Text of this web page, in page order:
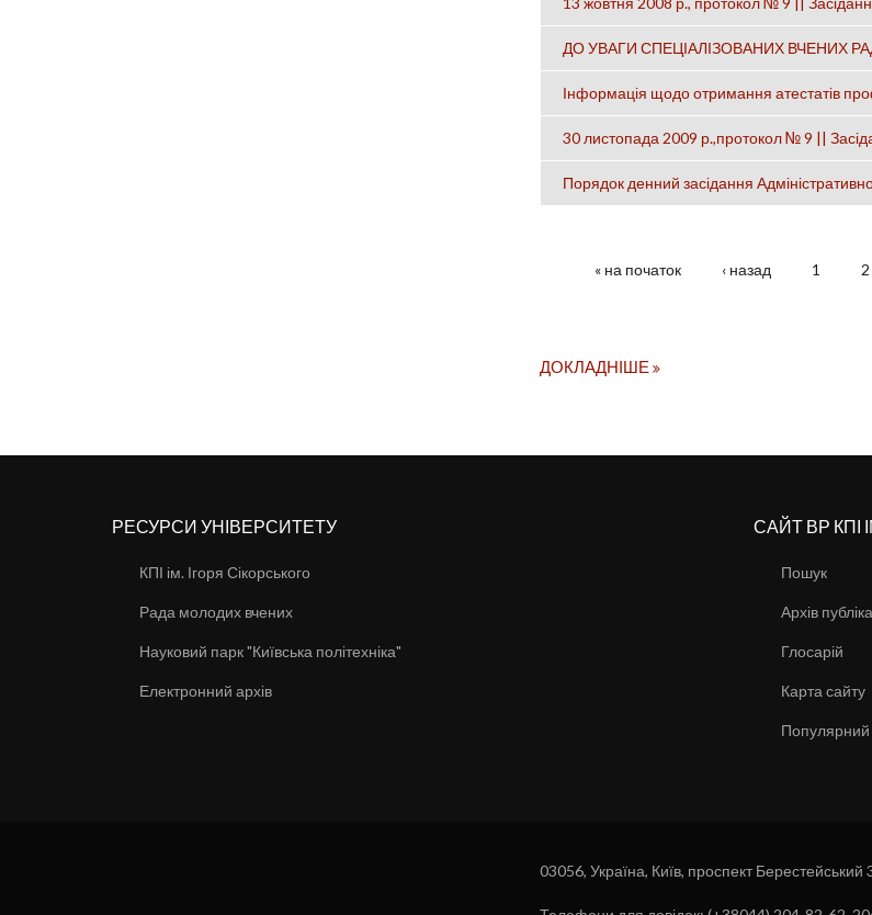
ДО УВАГИ СПЕЦІАЛІЗОВАНИХ ВЧЕНИХ
Інформація щодо отримання атестатів
30 листопада 2009 р.,протокол № 9 ||
Порядок денний засідання
« на початок ‹ назад 1 2
ДОКЛАДНІШЕ
РЕСУРСИ УНІВЕРСИТЕТУ
КПІ ім. Ігоря Сікорського
Рада молодих вчених
Науковий парк "Київська політехніка"
Електронний архів
САЙТ ВР КПІ
Пошук
Архів
Глосарій
Карта сайту
Популярний
03056, Україна, Київ, проспект Берестейський